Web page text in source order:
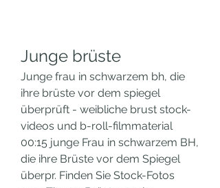
Junge brüste
Junge frau in schwarzem bh, die
ihre brüste vor dem spiegel
überprüft - weibliche brust stock-
videos und b-roll-filmmaterial
00:15 junge Frau in schwarzem BH,
die ihre Brüste vor dem Spiegel
überpr. Finden Sie Stock-Fotos